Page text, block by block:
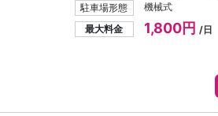
駐車場形態
機械式
最大料金
1,800円 /日